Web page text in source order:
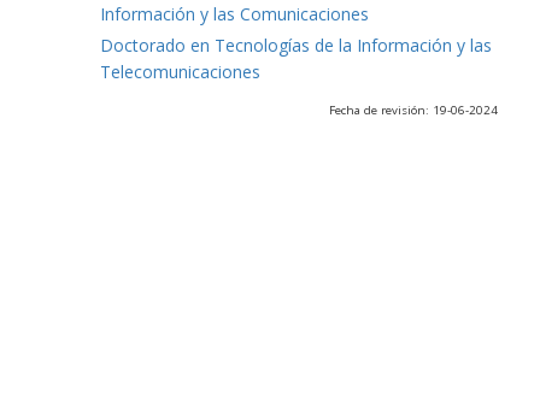
Información y las Comunicaciones
Doctorado en Tecnologías de la Información y las
Telecomunicaciones
Fecha de revisión: 19-06-2024